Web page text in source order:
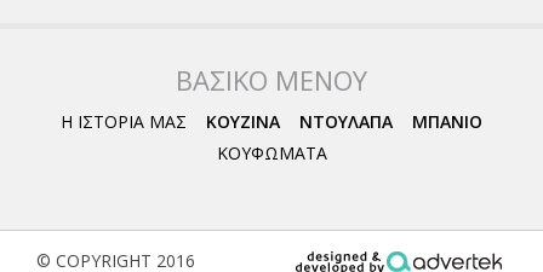
ΒΑΣΙΚΟ ΜΕΝΟΥ
Η ΙΣΤΟΡΙΑ ΜΑΣ ΚΟΥΖΙΝΑ ΝΤΟΥΛΑΠΑ
ΜΠΑΝΙΟ
ΚΟΥΦΩΜΑΤΑ
© COPYRIGHT 2016